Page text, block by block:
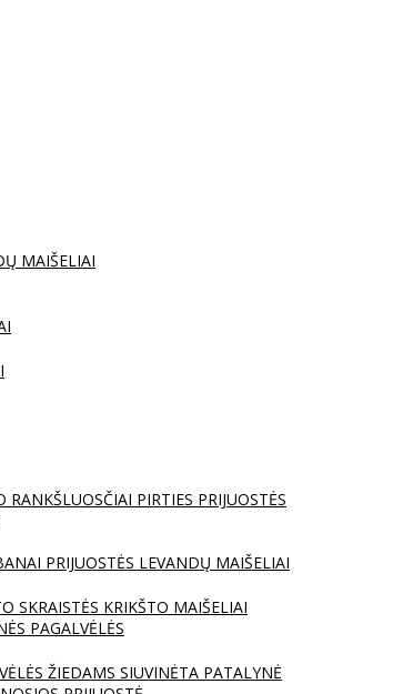
MAIŠELIAI
RANKŠLUOSČIAI PIRTIES PRIJUOSTĖS
PRIJUOSTĖS LEVANDŲ MAIŠELIAI
SKRAISTĖS KRIKŠTO MAIŠELIAI
PAGALVĖLĖS
ŽIEDAMS SIUVINĖTA PATALYNĖ